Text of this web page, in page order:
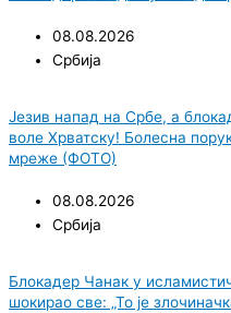
08.08.2026
Србија
Језив напад на Србе, а
воле Хрватску! Болесна
мреже (ФОТО)
08.08.2026
Србија
Блокадер Чанак у
шокирао све: „То је